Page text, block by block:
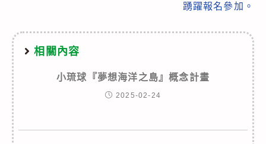
踴躍報名參加。
相關內容
小琉球『夢想海洋之島』概念計畫
2025-02-24